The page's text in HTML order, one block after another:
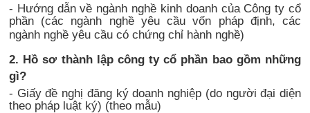
- Hướng dẫn về ngành nghề kinh doanh của Công ty cổ
phần (các ngành nghề yêu cầu vốn pháp định, các
ngành nghề yêu cầu có chứng chỉ hành nghề)
2. Hồ sơ thành lập công ty cổ phần bao gồm những
gì?
- Giấy đề nghị đăng ký doanh nghiệp (do người đại diện
theo pháp luật ký) (theo mẫu)